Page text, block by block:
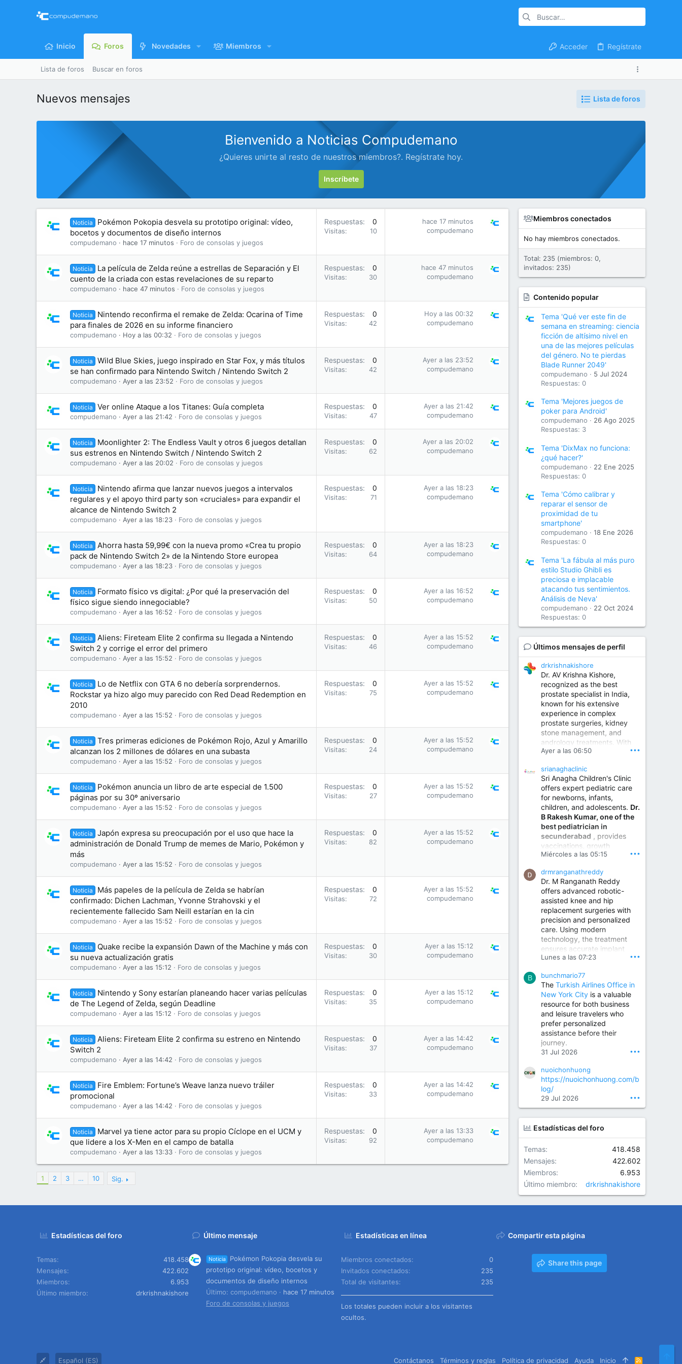
Inicio Foros Novedades Miembros Acceder Regístrate
Lista de foros Buscar en foros
Nuevos mensajes Lista de foros
Bienvenido a Noticias Compudemano
¿Quieres unirte al resto de nuestros miembros?. Regístrate hoy.
Inscríbete
Noticia
Pokémon Pokopia desvela su prototipo original: vídeo,
bocetos y documentos de diseño internos
compudemano hace 17 minutos Foro de consolas y juegos
Respuestas 0
Visitas 10
hace 17 minutos
compudemano
Noticia
La película de Zelda reúne a estrellas de Separación y El
cuento de la criada con estas revelaciones de su reparto
compudemano hace 47 minutos Foro de consolas y juegos
Respuestas 0
Visitas 30
hace 47 minutos
compudemano
Noticia
Nintendo reconfirma el remake de Zelda: Ocarina of Time
para finales de 2026 en su informe financiero
compudemano Hoy a las 00:32 Foro de consolas y juegos
Respuestas 0
Visitas 42
Hoy a las 00:32
compudemano
Noticia
Wild Blue Skies, juego inspirado en Star Fox, y más títulos
se han confirmado para Nintendo Switch / Nintendo Switch 2
compudemano Ayer a las 23:52 Foro de consolas y juegos
Respuestas 0
Visitas 42
Ayer a las 23:52
compudemano
Noticia Ver online Ataque a los Titanes: Guía completa
compudemano Ayer a las 21:42 Foro de consolas y juegos
Respuestas 0
Visitas 47
Ayer a las 21:42
compudemano
Noticia
Moonlighter 2: The Endless Vault y otros 6 juegos detallan
sus estrenos en Nintendo Switch / Nintendo Switch 2
compudemano Ayer a las 20:02 Foro de consolas y juegos
Respuestas 0
Visitas 62
Ayer a las 20:02
compudemano
Noticia
Nintendo afirma que lanzar nuevos juegos a intervalos
regulares y el apoyo third party son «cruciales» para expandir el
alcance de Nintendo Switch 2
compudemano Ayer a las 18:23 Foro de consolas y juegos
Respuestas 0
Visitas 71
Ayer a las 18:23
compudemano
Noticia
Ahorra hasta 59,99€ con la nueva promo «Crea tu propio
pack de Nintendo Switch 2» de la Nintendo Store europea
compudemano Ayer a las 18:23 Foro de consolas y juegos
Respuestas 0
Visitas 64
Ayer a las 18:23
compudemano
Noticia
Formato físico vs digital: ¿Por qué la preservación del
físico sigue siendo innegociable?
compudemano Ayer a las 16:52 Foro de consolas y juegos
Respuestas 0
Visitas 50
Ayer a las 16:52
compudemano
Noticia
Aliens: Fireteam Elite 2 confirma su llegada a Nintendo
Switch 2 y corrige el error del primero
compudemano Ayer a las 15:52 Foro de consolas y juegos
Respuestas 0
Visitas 46
Ayer a las 15:52
compudemano
Noticia
Lo de Netflix con GTA 6 no debería sorprendernos.
Rockstar ya hizo algo muy parecido con Red Dead Redemption en
2010
compudemano Ayer a las 15:52 Foro de consolas y juegos
Respuestas 0
Visitas 75
Ayer a las 15:52
compudemano
Noticia
Tres primeras ediciones de Pokémon Rojo, Azul y Amarillo
alcanzan los 2 millones de dólares en una subasta
compudemano Ayer a las 15:52 Foro de consolas y juegos
Respuestas 0
Visitas 24
Ayer a las 15:52
compudemano
Noticia
Pokémon anuncia un libro de arte especial de 1.500
páginas por su 30º aniversario
compudemano Ayer a las 15:52 Foro de consolas y juegos
Respuestas 0
Visitas 27
Ayer a las 15:52
compudemano
Noticia
Japón expresa su preocupación por el uso que hace la
administración de Donald Trump de memes de Mario, Pokémon y
más
compudemano Ayer a las 15:52 Foro de consolas y juegos
Respuestas 0
Visitas 82
Ayer a las 15:52
compudemano
Noticia
Más papeles de la película de Zelda se habrían
confirmado: Dichen Lachman, Yvonne Strahovski y el
recientemente fallecido Sam Neill estarían en la cin
compudemano Ayer a las 15:52 Foro de consolas y juegos
Respuestas 0
Visitas 72
Ayer a las 15:52
compudemano
Noticia
Quake recibe la expansión Dawn of the Machine y más con
su nueva actualización gratis
compudemano Ayer a las 15:12 Foro de consolas y juegos
Respuestas 0
Visitas 30
Ayer a las 15:12
compudemano
Noticia
Nintendo y Sony estarían planeando hacer varias películas
de The Legend of Zelda, según Deadline
compudemano Ayer a las 15:12 Foro de consolas y juegos
Respuestas 0
Visitas 35
Ayer a las 15:12
compudemano
Noticia
Aliens: Fireteam Elite 2 confirma su estreno en Nintendo
Switch 2
compudemano Ayer a las 14:42 Foro de consolas y juegos
Respuestas 0
Visitas 37
Ayer a las 14:42
compudemano
Noticia
Fire Emblem: Fortune’s Weave lanza nuevo tráiler
promocional
compudemano Ayer a las 14:42 Foro de consolas y juegos
Respuestas 0
Visitas 33
Ayer a las 14:42
compudemano
Noticia
Marvel ya tiene actor para su propio Cíclope en el UCM y
que lidere a los X-Men en el campo de batalla
compudemano Ayer a las 13:33 Foro de consolas y juegos
Respuestas 0
Visitas 92
Ayer a las 13:33
compudemano
1 2 3 … 10 Sig.
Miembros conectados
No hay miembros conectados.
Total: 235 (miembros: 0,
invitados: 235)
Contenido popular
Tema 'Qué ver este fin de
semana en streaming: ciencia
ficción de altísimo nivel en
una de las mejores películas
del género. No te pierdas
Blade Runner 2049'
compudemano
5 Jul 2024
Respuestas: 0
Tema 'Mejores juegos de
poker para Android'
compudemano
26 Ago 2025
Respuestas: 3
Tema 'DixMax no funciona:
¿qué hacer?'
compudemano
22 Ene 2025
Respuestas: 0
Tema 'Cómo calibrar y
reparar el sensor de
proximidad de tu
smartphone'
compudemano
18 Ene 2026
Respuestas: 0
Tema 'La fábula al más puro
estilo Studio Ghibli es
preciosa e implacable
atacando tus sentimientos.
Análisis de Neva'
compudemano
22 Oct 2024
Respuestas: 0
Últimos mensajes de perfil
drkrishnakishore
Dr. AV Krishna Kishore,
recognized as the best
prostate specialist in India,
known for his extensive
experience in complex
prostate surgeries, kidney
stone management, and
andrology treatments. With
years of surgical practice and
invasive and robotic
techniques.
Best Urologist in Vijayawada | Urology Specialist in Vijayawada
Dr. A. V. Krishna Kishore,
the Best Urologist...
www.drkrishnakishore.com
Ayer a las 06:50 •••
srianaghaclinic
Sri Anagha Children's Clinic
offers expert pediatric care
for newborns, infants,
children, and adolescents. Dr.
B Rakesh Kumar, one of the
best pediatrician in
secunderabad , provides
vaccinations, growth
monitoring, newborn care,
illnesses, nutrition guidance,
and preventive healthcare in
a child-friendly environment.
Children Hospital in Secunderabad | Best Pediatrician in Hyderabad | Neonatologist in Medchal
Our pediatrician and
Neonatologist team at...
www.srianaghaclinic.com
Miércoles a las 05:15 •••
drmranganathreddy
Dr. M Ranganath Reddy
offers advanced robotic-
assisted knee and hip
replacement surgeries with
precision and personalized
care. Using modern
technology, the treatment
ensures accurate implant
placement, reduced pain,
improved joint function,
helping patients return to an
active and comfortable
lifestyle.
Orthopedic Surgeon in Kondapur | Best Orthopedic Doctor in Kondapur | Dr. M. Ranganath Reddy
Consult Dr. M. Ranganath
Reddy, the best...
www.drranganathreddy.co
m
Lunes a las 07:23 •••
B bunchmario77
The Turkish Airlines Office in
New York City is a valuable
resource for both business
and leisure travelers who
prefer personalized
assistance before their
journey.
31 Jul 2026 •••
nuoichonhuong
https://nuoichonhuong.com/b
log/
29 Jul 2026 •••
Estadísticas del foro
Temas
418.458
Mensajes
422.602
Miembros
6.953
Último miembro
drkrishnakishore
Estadísticas del foro
Temas
418.458
Mensajes
422.602
Miembros
6.953
Último miembro
drkrishnakishore
Último mensaje
Noticia
Pokémon Pokopia desvela su
prototipo original: vídeo, bocetos y
documentos de diseño internos
Último: compudemano
hace 17 minutos
Foro de consolas y juegos
Estadísticas en línea
Miembros conectados
0
Invitados conectados
235
Total de visitantes
235
Los totales pueden incluir a los visitantes
ocultos.
Compartir esta página
Share this page
Español (ES) Contáctanos Términos y reglas Política de privacidad Ayuda Inicio
R